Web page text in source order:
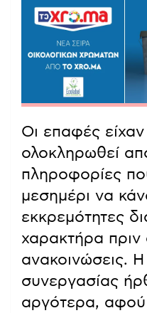
Οι επαφές είχαν
ολοκληρωθεί
πληροφορίες
μεσημέρι να
εκκρεμότητες
χαρακτήρα πριν
ανακοινώσεις.
συνεργασίας
αργότερα, αφού